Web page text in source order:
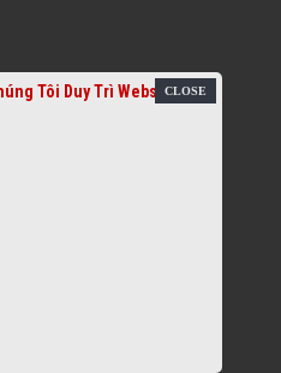
Tôi Duy Trì Website